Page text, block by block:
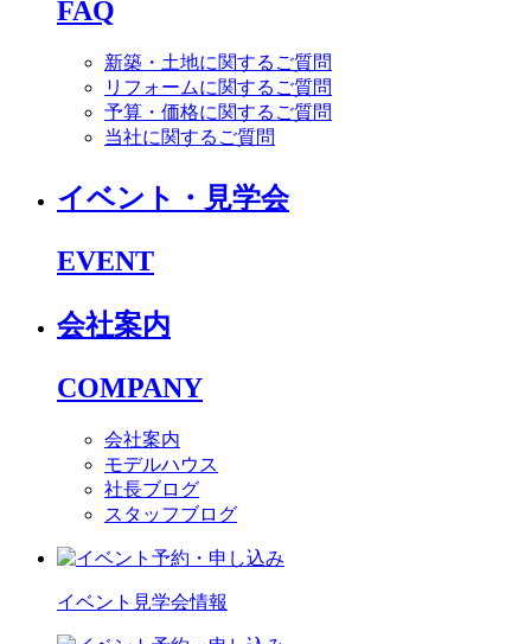
FAQ
新築・土地に関するご質問
リフォームに関するご質問
予算・価格に関するご質問
当社に関するご質問
イベント・見学会
EVENT
会社案内
COMPANY
会社案内
モデルハウス
社長ブログ
スタッフブログ
イベント見学会情報